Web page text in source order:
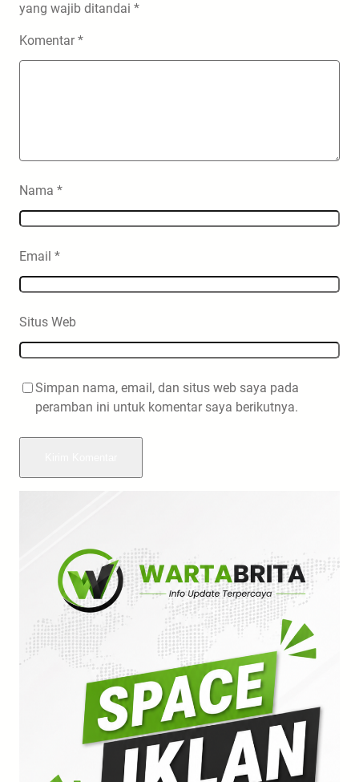
yang wajib ditandai *
Komentar*
Nama *
Email *
Situs Web
Simpan nama, email, dan situs web saya pada
peramban ini untuk komentar saya berikutnya.